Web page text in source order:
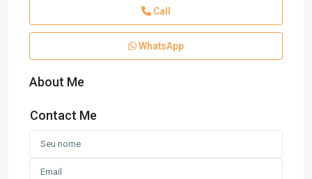
Call
WhatsApp
About Me
Contact Me